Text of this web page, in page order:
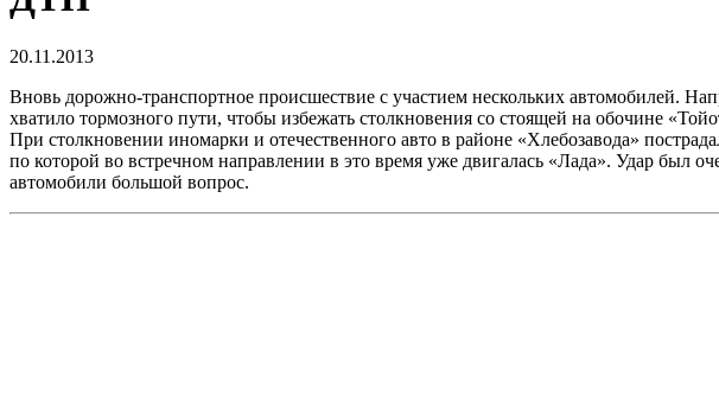
20.11.2013
Вновь дорожно-транспортное происшествие с участием нескольких автомобилей.
хватило тормозного пути, чтобы избежать столкновения со стоящей на обочине
При столкновении иномарки и отечественного авто в районе «Хлебозавода»
по которой во встречном направлении в это время уже двигалась «Лада». Удар
автомобили большой вопрос.